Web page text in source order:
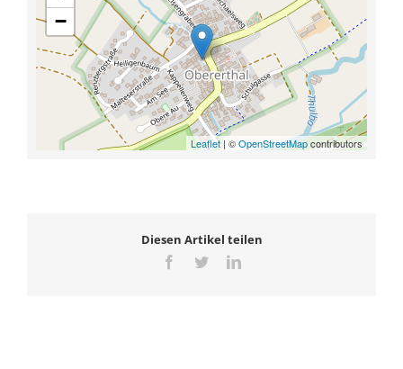
−
Leaflet | ©OpenStreetMapcontributors
Diesen Artikel teilen
Facebook
TwitterLinkedIn